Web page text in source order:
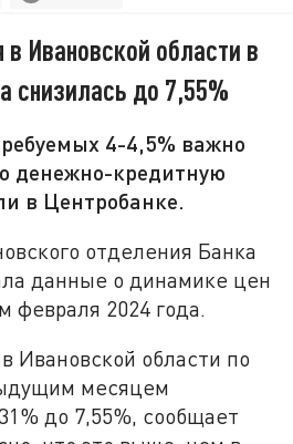
Ивановской области в
снизилась до 7,55%
4-4,5% важно
денежно-кредитную
в Центробанке.
отделения Банка
данные о динамике цен
февраля 2024 года.
Ивановской области по
месяцем
до 7,55%, сообщает